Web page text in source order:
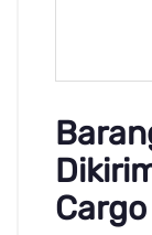
Cargo